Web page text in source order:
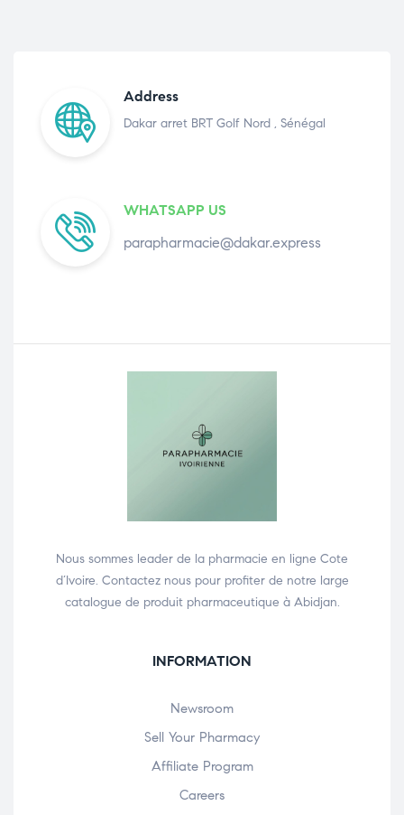
Address
Dakar arret BRT Golf Nord , Sénégal
WHATSAPP US
parapharmacie@dakar.express
Nous sommes leader de la pharmacie en ligne Cote
d’Ivoire. Contactez nous pour profiter de notre large
catalogue de produit pharmaceutique à Abidjan.
INFORMATION
Newsroom
Sell Your Pharmacy
Affiliate Program
Careers